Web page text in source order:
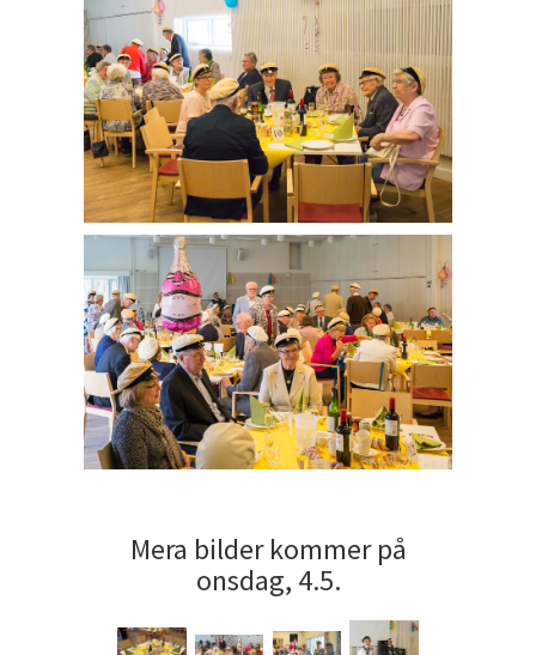
Mera bilder kommer på
onsdag, 4.5.